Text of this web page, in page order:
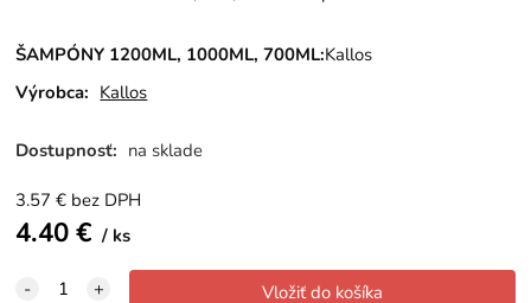
ŠAMPÓNY 1200ML, 1000ML, 700ML:Kallos
Výrobca: Kallos
Dostupnosť: na sklade
3.57 € bez DPH
4.40€ ks